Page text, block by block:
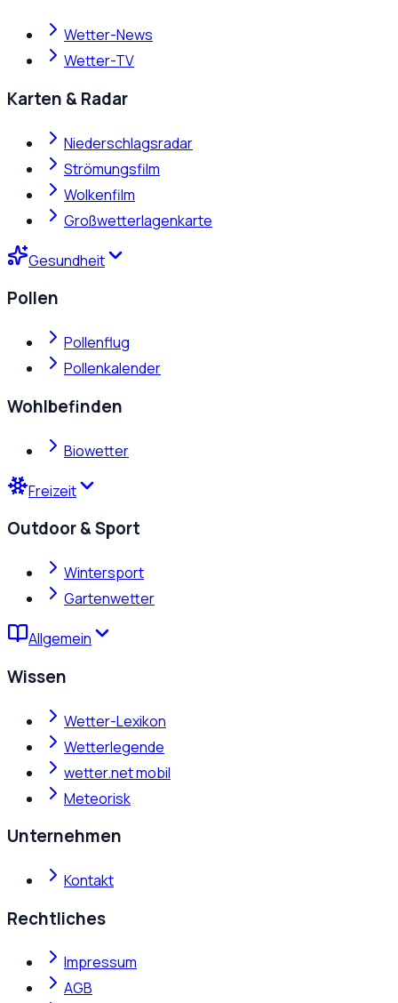
Wetter-News
Wetter-TV
Karten & Radar
Niederschlagsradar
Strömungsfilm
Wolkenfilm
Großwetterlagenkarte
Gesundheit
Pollen
Pollenflug
Pollenkalender
Wohlbefinden
Biowetter
Freizeit
Outdoor & Sport
Wintersport
Gartenwetter
Allgemein
Wissen
Wetter-Lexikon
Wetterlegende
wetter.net mobil
Meteorisk
Unternehmen
Kontakt
Rechtliches
Impressum
AGB